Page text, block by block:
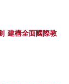
建構全面國際教